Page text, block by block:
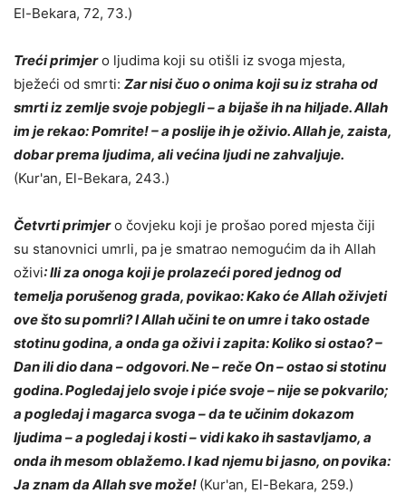
El-Bekara, 72, 73.)
Treći primjero ljudima koji su otišli iz svoga mjesta,
bježeći od smrti: Zar nisi čuo o onima koji su iz straha od
smrti iz zemlje svoje pobjegli – a bijaše ih na hiljade. Allah
im je rekao: Pomrite! – a poslije ih je oživio. Allah je, zaista,
dobar prema ljudima, ali većina ljudi ne zahvaljuje.
(Kur'an, El-Bekara, 243.)
Četvrti primjero čovjeku koji je prošao pored mjesta čiji
su stanovnici umrli, pa je smatrao nemogućim da ih Allah
oživi: Ili za onoga koji je prolazeći pored jednog od
temelja porušenog grada, povikao: Kako će Allah oživjeti
ove što su pomrli? I Allah učini te on umre i tako ostade
stotinu godina, a onda ga oživi i zapita: Koliko si ostao? –
Dan ili dio dana – odgovori. Ne – reče On – ostao si stotinu
godina. Pogledaj jelo svoje i piće svoje – nije se pokvarilo;
a pogledaj i magarca svoga – da te učinim dokazom
ljudima – a pogledaj i kosti – vidi kako ih sastavljamo, a
onda ih mesom oblažemo. I kad njemu bi jasno, on povika:
Ja znam da Allah sve može! (Kur'an, El-Bekara, 259.)